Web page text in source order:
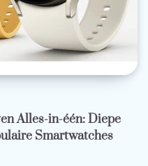
Alles-in-één: Diepe
Smartwatches